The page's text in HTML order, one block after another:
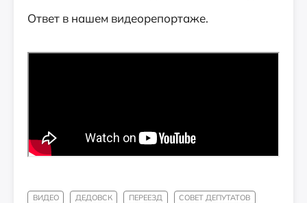
Ответ в нашем видеорепортаже.
ВИДЕО ДЕДОВСК ПЕРЕЕЗД
СОВЕТ ДЕПУТАТОВ